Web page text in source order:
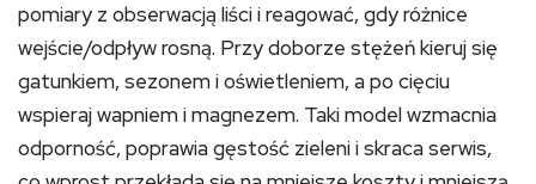
pomiary z obserwacją liści i reagować, gdy różnice
wejście/odpływ rosną. Przy doborze stężeń kieruj się
gatunkiem, sezonem i oświetleniem, a po cięciu
wspieraj wapniem i magnezem. Taki model wzmacnia
odporność, poprawia gęstość zieleni i skraca serwis,